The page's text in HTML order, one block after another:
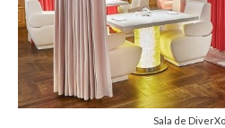
Sala de